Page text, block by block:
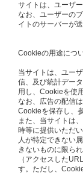
サイトは、ユーザ
なお、ユーザーの
イトのサーバーが
Cookieの用途につ
当サイトは、ユー
信、及び統計デー
用し、Cookieを使
なお、広告の配信
Cookieを保存し、
また、当サイトは
時等に提供いただ
人が特定できない
きないものに限ら
（アクセスした
す。ただし、